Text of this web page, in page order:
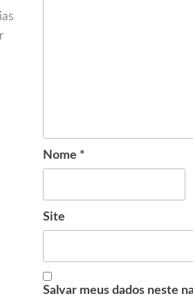
Nome *
Site
Salvar meus dados neste